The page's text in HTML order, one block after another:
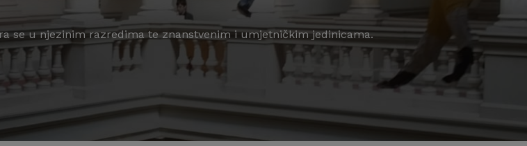
se u njezinim razredima te znanstvenim i umjetničkim jedinicama.